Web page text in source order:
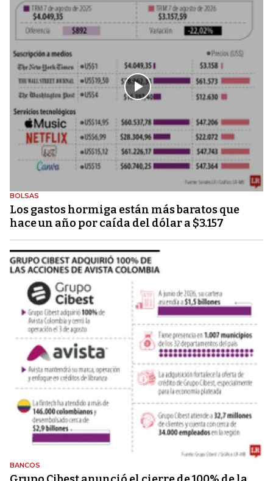
BOLSAS
Los gastos hormiga están más baratos que
hace un año por caída del dólar a $3.157
BANCOS